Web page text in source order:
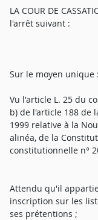
LA COUR DE
l'arrêt suivant :
Sur le moyen unique :
Vu l'article L. 25 du
b) de l'article 188 de
1999 relative à la
alinéa, de la
constitutionnelle n°
Attendu qu'il
inscription sur les
ses prétentions ;